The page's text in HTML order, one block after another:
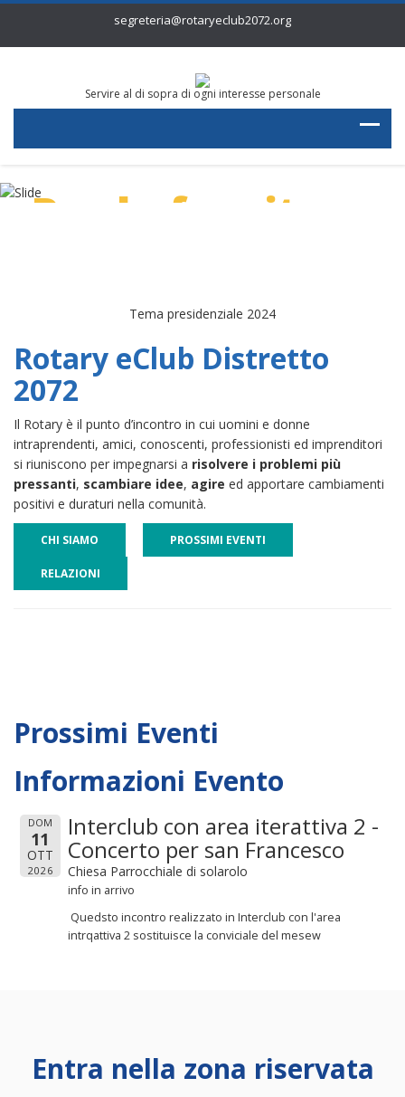
segreteria@rotaryeclub2072.org
Servire al di sopra di ogni interesse personale
Per la fornitura
Tema presidenziale 2024
Rotary eClub Distretto
2072
Il Rotary è il punto d’incontro in cui uomini e donne
intraprendenti, amici, conoscenti, professionisti ed imprenditori
si riuniscono per impegnarsi a risolvere i problemi più
pressanti, scambiare idee, agire ed apportare cambiamenti
positivi e duraturi nella comunità.
CHI SIAMO PROSSIMI EVENTI
RELAZIONI
Prossimi Eventi
Informazioni Evento
DOM
11
OTT
2026
Interclub con area iterattiva 2 -
Concerto per san Francesco
Chiesa Parrocchiale di solarolo
info in arrivo
Quedsto incontro realizzato in Interclub con l'area
intrqattiva 2 sostituisce la conviciale del mesew
Entra nella zona riservata